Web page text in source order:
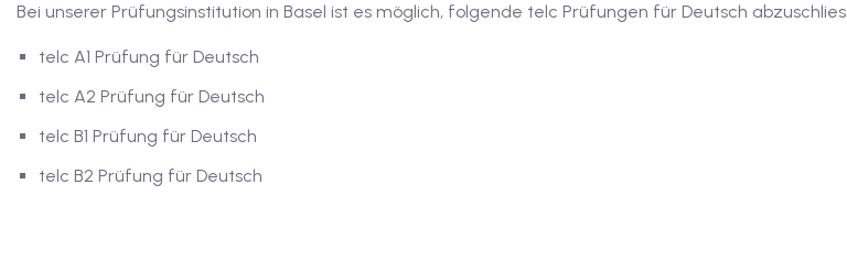
Bei unserer Prüfungsinstitution in Basel ist es möglich, folgende telc Prüfungen für Deutsch
telc A1 Prüfung für Deutsch
telc A2 Prüfung für Deutsch
telc B1 Prüfung für Deutsch
telc B2 Prüfung für Deutsch